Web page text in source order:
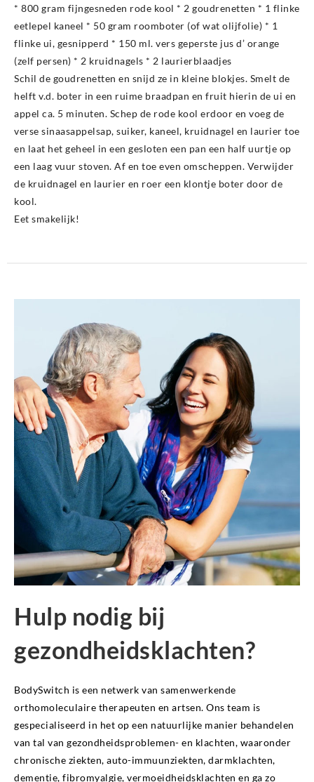
* 800 gram fijngesneden rode kool * 2 goudrenetten * 1 flinke
eetlepel kaneel * 50 gram roomboter (of wat olijfolie) * 1
flinke ui, gesnipperd * 150 ml. vers geperste jus d’ orange
(zelf persen) * 2 kruidnagels * 2 laurierblaadjes
Schil de goudrenetten en snijd ze in kleine blokjes. Smelt de
helft v.d. boter in een ruime braadpan en fruit hierin de ui en
appel ca. 5 minuten. Schep de rode kool erdoor en voeg de
verse sinaasappelsap, suiker, kaneel, kruidnagel en laurier toe
en laat het geheel in een gesloten een pan een half uurtje op
een laag vuur stoven. Af en toe even omscheppen. Verwijder
de kruidnagel en laurier en roer een klontje boter door de
kool.
Eet smakelijk!
Hulp nodig bij
gezondheidsklachten?
BodySwitch is een netwerk van samenwerkende
orthomoleculaire therapeuten en artsen. Ons team is
gespecialiseerd in het op een natuurlijke manier behandelen
van tal van gezondheidsproblemen- en klachten, waaronder
chronische ziekten, auto-immuunziekten, darmklachten,
dementie, fibromyalgie, vermoeidheidsklachten en ga zo